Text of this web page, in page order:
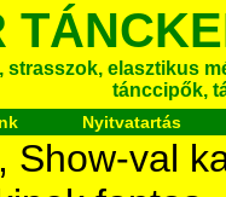
elasztikus
tánccipők,
Nyitvatartás
Show-val